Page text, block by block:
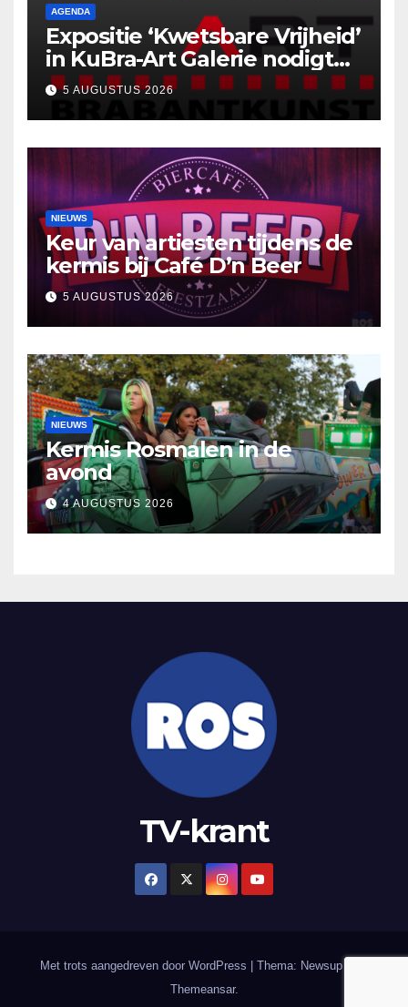
AGENDA
Expositie ‘Kwetsbare Vrijheid’
in KuBra-Art Galerie nodigt
uit tot ontmoeting en
reflectie
5 AUGUSTUS 2026
NIEUWS
Keur van artiesten tijdens de
kermis bij Café D’n Beer
5 AUGUSTUS 2026
NIEUWS
Kermis Rosmalen in de
avond
4 AUGUSTUS 2026
TV-krant
Met trots aangedreven door WordPress
Thema: Newsup door
Themeansar.